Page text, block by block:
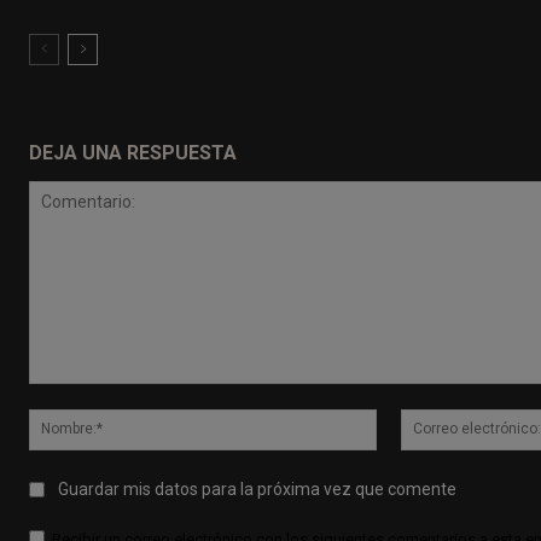
DEJA UNA RESPUESTA
Nombre:*
Guardar mis datos para la próxima vez que comente